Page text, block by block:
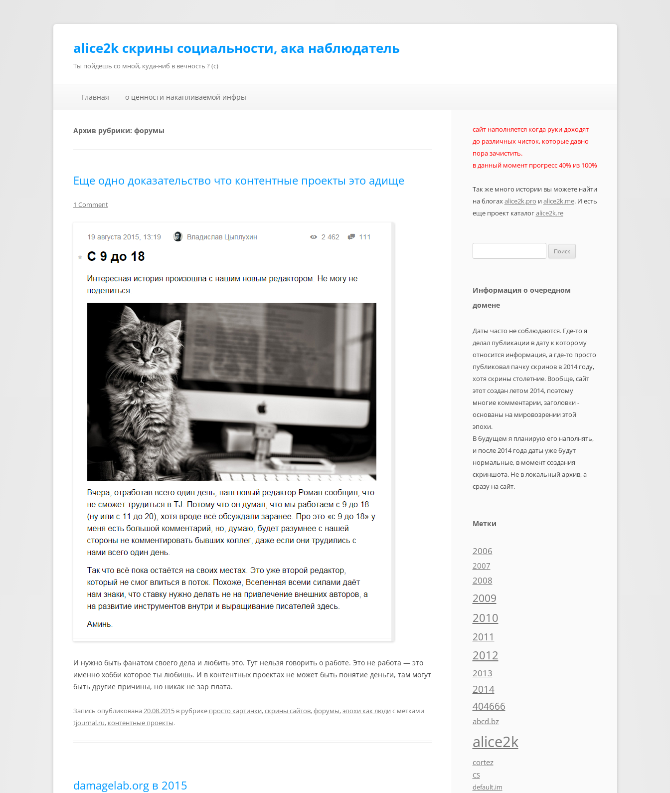
alice2k скрины социальности, ака наблюдатель
Ты пойдешь со мной, куда-ниб в вечность ? (с)
Главная
о ценности накапливаемой инфры
Архив рубрики: форумы
Еще одно доказательство что контентные проекты это адище
1 Comment
И нужно быть фанатом своего дела и любить это. Тут нельзя говорить о работе. Это не работа — это
именно хобби которое ты любишь. И в контентных проектах не может быть понятие деньги, там могут
быть другие причины, но никак не зар плата.
Запись опубликована 20.08.2015в рубрике просто картинки,скрины сайтов,форумы,эпохи как люди с метками
tjournal.ru, контентные проекты.
damagelab.org в 2015
сайт наполняется когда руки доходят
до различных чисток, которые давно
пора зачистить.
в данный момент прогресс 40% из 100%
Так же много истории вы можете найти
на блогахalice2k.pro иalice2k.me. И есть
еще проект каталогalice2k.re
Информация о очередном
домене
Даты часто не соблюдаются. Где-то я
делал публикации в дату к которому
относится информация, а где-то просто
публиковал пачку скринов в 2014 году,
хотя скрины столетние. Вообще, сайт
этот создан летом 2014, поэтому
многие комментарии, заголовки -
основаны на мировозрении этой
эпохи.
В будущем я планирую его наполнять,
и после 2014 года даты уже будут
нормальные, в момент создания
скриншота. Не в локальный архив, а
сразу на сайт.
Метки
2006
2007
2008
2009
2010
2011
2012
2013
2014
404666
abcd.bz
alice2k
cortez
CS
default.im